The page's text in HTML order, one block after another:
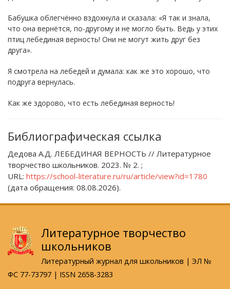
Бабушка облегчённо вздохнула и сказала: «Я так и знала,
что она вернётся, по-другому и не могло быть. Ведь у этих
птиц лебединая верность! Они не могут жить друг без
друга».
Я смотрела на лебедей и думала: как же это хорошо, что
подруга вернулась.
Как же здорово, что есть лебединая верность!
Библиографическая ссылка
Дедова А.Д. ЛЕБЕДИНАЯ ВЕРНОСТЬ // Литературное
творчество школьников. 2023. № 2. ;
URL: https://school-literature.ru/ru/article/view?id=1780
(дата обращения: 08.08.2026).
Литературное творчество
школьников
Литературный журнал для школьников | ЭЛ №
ФС 77-73797 | ISSN 2658-3283